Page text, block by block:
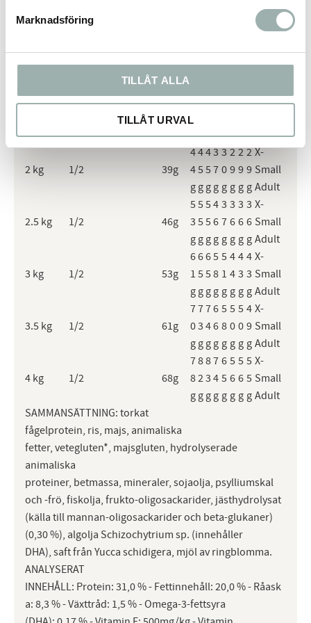
Marknadsföring
TILLÅT ALLA
TILLÅT URVAL
target
Small chunks in
11
1 kg 1/2 19g
2328 3 3 3 3 Small
29g
3
g
3
g
3
g
2
g
2
g
2
g
2
g
2
g
X-
Adult
2 kg 1/2 39g
4
4
g
4
5
g
4
5
g
3
7
g
3
0
g
2
9
g
2
9
g
2
9
g
X-
Small
Adult
2.5 kg 1/2 46g
5
3
g
5
5
g
5
5
g
4
6
g
3
7
g
3
6
g
3
6
g
3
6
g
X-
Small
Adult
3 kg 1/2 53g
6
1
g
6
5
g
6
5
g
5
8
g
5
1
g
4
4
g
4
3
g
4
3
g
X-
Small
Adult
3.5 kg 1/2 61g
7
0
g
7
3
g
7
4
g
6
6
g
5
8
g
5
0
g
5
0
g
4
9
g
X-
Small
Adult
4 kg 1/2 68g
7
8
g
8
2
g
8
3
g
7
4
g
6
5
g
5
6
g
5
6
g
5
5
g
X-
Small
Adult
SAMMANSÄTTNING: torkat
fågelprotein, ris, majs, animaliska
fetter, vetegluten*, majsgluten, hydrolyserade
animaliska
proteiner, betmassa, mineraler, sojaolja, psylliumskal
och -frö, fiskolja, frukto-oligosackarider, jästhydrolysat
(källa till mannan-oligosackarider och beta-glukaner)
(0,30 %), algolja Schizochytrium sp. (innehåller
DHA), saft från Yucca schidigera, mjöl av ringblomma.
ANALYSERAT
INNEHÅLL: Protein: 31,0 % - Fettinnehåll: 20,0 % - Råask
a: 8,3 % - Växttråd: 1,5 % - Omega-3-fettsyra